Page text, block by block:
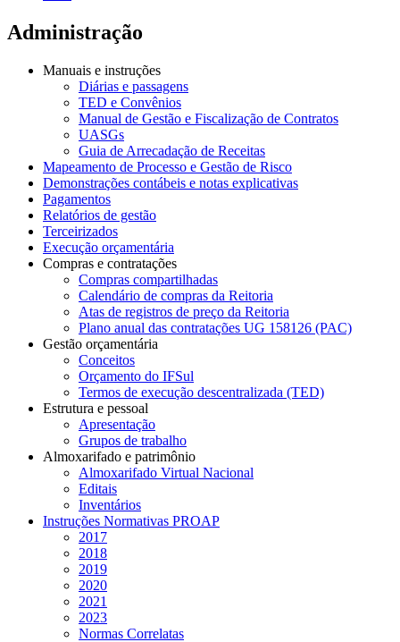
Administração
Manuais e instruções
Diárias e passagens
TED e Convênios
Manual de Gestão e Fiscalização de Contratos
UASGs
Guia de Arrecadação de Receitas
Mapeamento de Processo e Gestão de Risco
Demonstrações contábeis e notas explicativas
Pagamentos
Relatórios de gestão
Terceirizados
Execução orçamentária
Compras e contratações
Compras compartilhadas
Calendário de compras da Reitoria
Atas de registros de preço da Reitoria
Plano anual das contratações UG 158126 (PAC)
Gestão orçamentária
Conceitos
Orçamento do IFSul
Termos de execução descentralizada (TED)
Estrutura e pessoal
Apresentação
Grupos de trabalho
Almoxarifado e patrimônio
Almoxarifado Virtual Nacional
Editais
Inventários
Instruções Normativas PROAP
2017
2018
2019
2020
2021
2023
Normas Correlatas